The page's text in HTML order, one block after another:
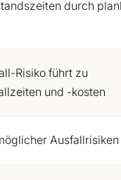
durch
Risiko führt zu
und -kosten
Ausfallrisiken